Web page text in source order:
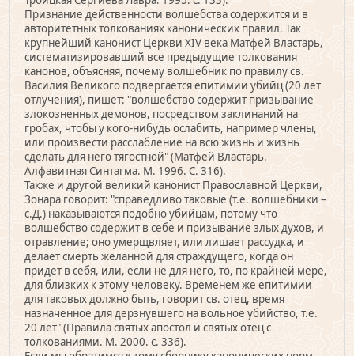
Признание действенности волшебства содержится и в
авторитетных толкованиях канонических правил. Так
крупнейший канонист Церкви XIV века Матфей Властарь,
систематизировавший все предыдущие толкования
канонов, объясняя, почему волшебник по правилу св.
Василия Великого подвергается епитимии убийц (20 лет
отлучения), пишет: "волшебство содержит призывание
злокозненных демонов, посредством заклинаний на
гробах, чтобы у кого-нибудь ослабить, например члены,
или произвести расслабление на всю жизнь и жизнь
сделать для него тягостной" (Матфей Властарь.
Алфавитная Синтагма. М. 1996. С. 316).
Также и другой великий канонист Православной Церкви,
Зонара говорит: "справедливо таковые (т.е. волшебники –
с.Д.) наказываются подобно убийцам, потому что
волшебство содержит в себе и призывание злых духов, и
отравление; оно умерщвляет, или лишает рассудка, и
делает смерть желанной для страждущего, когда он
придет в себя, или, если не для него, то, по крайней мере,
для близких к этому человеку. Временем же епитимии
для таковых должно быть, говорит св. отец, время
назначенное для дерзнувшего на вольное убийство, т.е.
20 лет" (Правила святых апостол и святых отец с
толкованиями. М. 2000. с. 336).